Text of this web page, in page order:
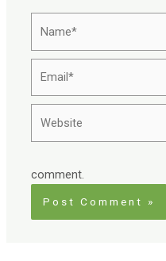
comment.